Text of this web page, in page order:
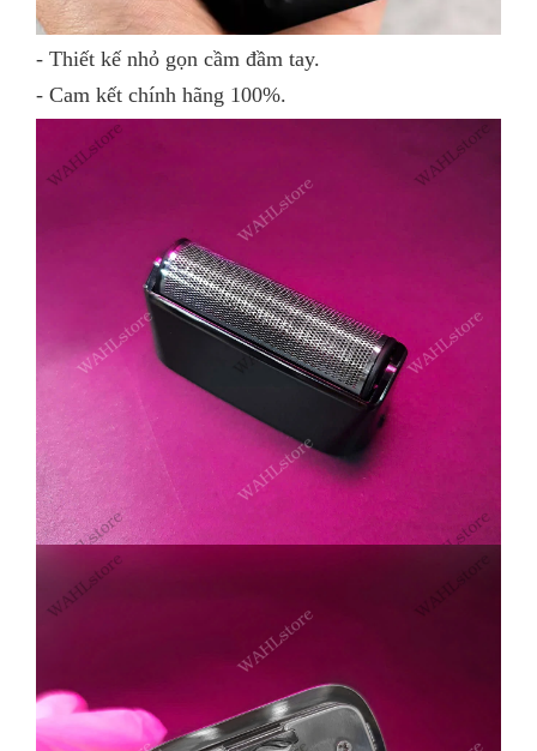
- Thiết kế nhỏ gọn cầm đầm tay.
- Cam kết chính hãng 100%.